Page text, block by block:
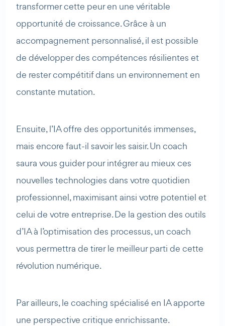
transformer cette peur en une véritable
opportunité de croissance. Grâce à un
accompagnement personnalisé, il est possible
de développer des compétences résilientes et
de rester compétitif dans un environnement en
constante mutation.
Ensuite, l’IA offre des opportunités immenses,
mais encore faut-il savoir les saisir. Un coach
saura vous guider pour intégrer au mieux ces
nouvelles technologies dans votre quotidien
professionnel, maximisant ainsi votre potentiel et
celui de votre entreprise. De la gestion des outils
d’IA à l’optimisation des processus, un coach
vous permettra de tirer le meilleur parti de cette
révolution numérique.
Par ailleurs, le coaching spécialisé en IA apporte
une perspective critique enrichissante.